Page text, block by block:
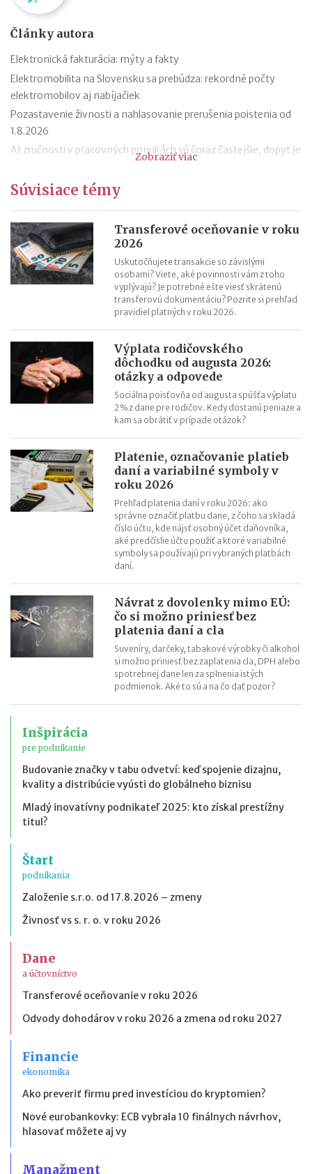
Články autora
Elektronická fakturácia: mýty a fakty
Elektromobilita na Slovensku sa prebúdza: rekordné počty
elektromobilov aj nabíjačiek
Pozastavenie živnosti a nahlasovanie prerušenia poistenia od
1.8.2026
AI zručnosti v pracovných ponukách sú čoraz častejšie, dopyt je
Návrat z dovolenky mimo EÚ: čo si možno priniesť bez platenia
Nové pravidlá EÚ v leteckej doprave: zlepšenie práv pre
cestujúcich
Riziká lacného „značkového“ tovaru: strata peňazí aj ohrozenie
zdravia
Nové pravidlá kontroly PZP od 1.8.2026
Nárok na daňový bonus či platenie poistného: pravidlá a
termíny po skončení školského roka
OČR cez letné prázdniny a zmena tlačiva v roku 2026
Zobraziť viac
Súvisiace témy
Transferové oceňovanie v roku
2026
Uskutočňujete transakcie so závislými
osobami? Viete, aké povinnosti vám z toho
vyplývajú? Je potrebné ešte viesť skrátenú
transferovú dokumentáciu? Pozrite si prehľad
pravidiel platných v roku 2026.
Výplata rodičovského
dôchodku od augusta 2026:
otázky a odpovede
Sociálna poisťovňa od augusta spúšťa výplatu
2 % z dane pre rodičov. Kedy dostanú peniaze a
kam sa obrátiť v prípade otázok?
Platenie, označovanie platieb
daní a variabilné symboly v
roku 2026
Prehľad platenia daní v roku 2026: ako
správne označiť platbu dane, z čoho sa skladá
číslo účtu, kde nájsť osobný účet daňovníka,
aké predčíslie účtu použiť a ktoré variabilné
symboly sa používajú pri vybraných platbách
daní.
Návrat z dovolenky mimo EÚ:
čo si možno priniesť bez
platenia daní a cla
Suveníry, darčeky, tabakové výrobky či alkohol
si možno priniesť bez zaplatenia cla, DPH alebo
spotrebnej dane len za splnenia istých
podmienok. Aké to sú a na čo dať pozor?
Inšpirácia
pre podnikanie
Budovanie značky v tabu odvetví: keď spojenie dizajnu,
kvality a distribúcie vyústi do globálneho biznisu
Mladý inovatívny podnikateľ 2025: kto získal prestížny
titul?
Štart
podnikania
Založenie s.r.o. od 17.8.2026 – zmeny
Živnosť vs s. r. o. v roku 2026
Dane
a účtovníctvo
Transferové oceňovanie v roku 2026
Odvody dohodárov v roku 2026 a zmena od roku 2027
Financie
ekonomika
Ako preveriť firmu pred investíciou do kryptomien?
Nové eurobankovky: ECB vybrala 10 finálnych návrhov,
hlasovať môžete aj vy
Manažment